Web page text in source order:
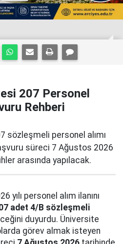
207 Personel
Rehberi
sözleşmeli personel alımı
süreci 7 Ağustos 2026
arasında yapılacak.
yılı personel alım ilanını
adet 4/B sözleşmeli
duyurdu. Üniversite
görev almak isteyen